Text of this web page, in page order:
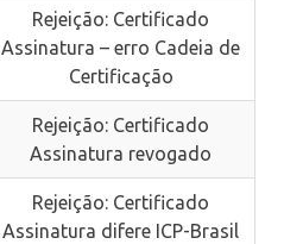
Rejeição: Certificado
Assinatura – erro Cadeia de
Certificação
Rejeição: Certificado
Assinatura revogado
Rejeição: Certificado
Assinatura difere ICP-Brasil